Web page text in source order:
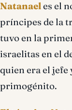
Natanaeles el
príncipes de la
tuvo en la
israelitas en el
quien era el jefe
primogénito.